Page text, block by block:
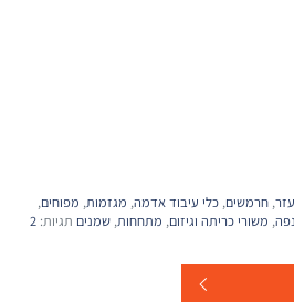
, חרמשים, כלי עיבוד אדמה, מגזמות, מפוחים,
, משורי כריתה וגיזום, מתחחות, שמנים תגיות: 2